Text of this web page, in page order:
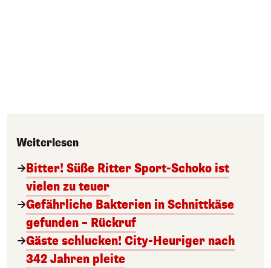
Weiterlesen
Bitter! Süße Ritter Sport-Schoko ist
vielen zu teuer
Gefährliche Bakterien in Schnittkäse
gefunden – Rückruf
Gäste schlucken! City-Heuriger nach
342 Jahren pleite